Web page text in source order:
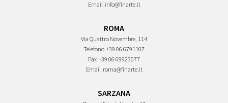
Email info@finarte.it
ROMA
Via Quattro Novembre, 114
Telefono +39 06 6791107
Fax +39 06 69923077
Email roma@finarte.it
SARZANA